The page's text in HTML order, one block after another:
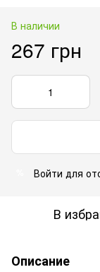
В наличии
267 грн
Войти для
В
Описание